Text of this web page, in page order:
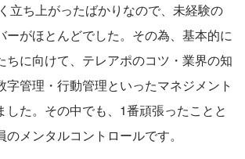
立ち上がったばかりなので、未経験の
ーがほとんどでした。その為、基本的に
ちに向けて、テレアポのコツ・業界の知
字管理・行動管理といったマネジメント
した。その中でも、1番頑張ったことと
のメンタルコントロールです。